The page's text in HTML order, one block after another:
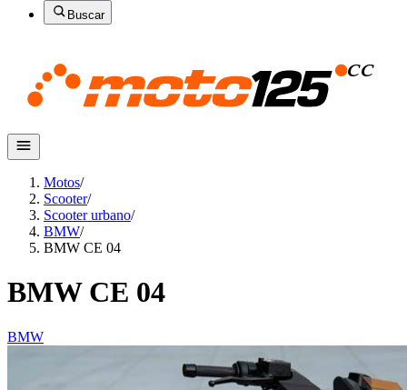
Buscar
Motos/
Scooter/
Scooter urbano/
BMW/
BMW CE 04
BMW CE 04
BMW